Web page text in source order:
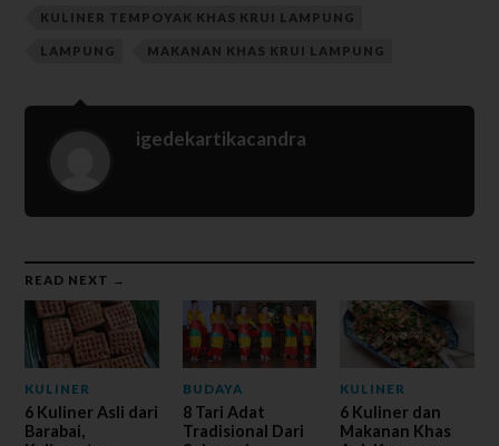
KULINER TEMPOYAK KHAS KRUI LAMPUNG
LAMPUNG MAKANAN KHAS KRUI LAMPUNG
igedekartikacandra
READ NEXT →
KULINER
6 Kuliner Asli dari
Barabai,
BUDAYA
8 Tari Adat
Tradisional Dari
KULINER
6 Kuliner dan
Makanan Khas